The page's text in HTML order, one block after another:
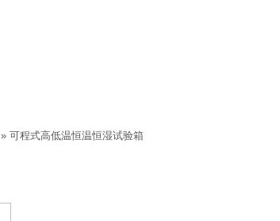
» 可程式高低温恒温恒湿试验箱